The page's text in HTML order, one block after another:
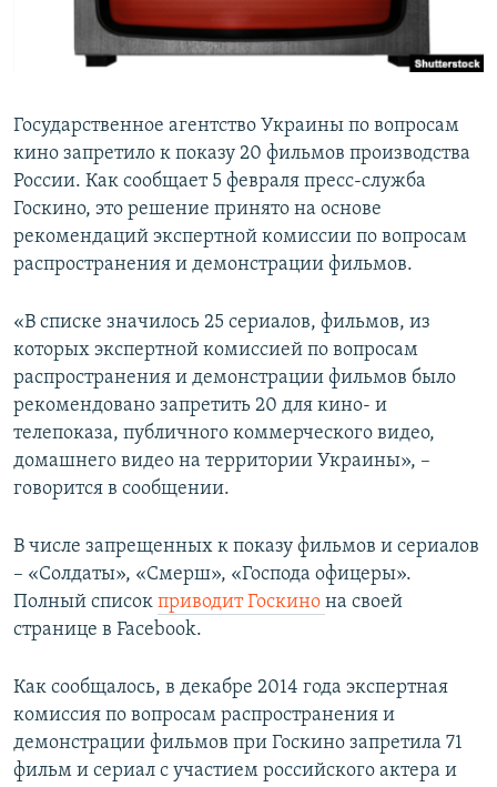
ПОБЕДИТЕЛЕЙ НЕ СУДЯТ?
КРЫМ.НЕПОКОРЕННЫЙ
УКРАИНСКАЯ ПРОБЛЕМА КРЫМА
ПРИСОЕДИНЯЙТЕСЬ!
Все сайты RFE/RL
Государственное агентство Украины по вопросам
кино запретило к показу 20 фильмов производства
России. Как сообщает 5 февраля пресс-служба
Госкино, это решение принято на основе
рекомендаций экспертной комиссии по вопросам
распространения и демонстрации фильмов.
«В списке значилось 25 сериалов, фильмов, из
которых экспертной комиссией по вопросам
распространения и демонстрации фильмов было
рекомендовано запретить 20 для кино- и
телепоказа, публичного коммерческого видео,
домашнего видео на территории Украины», –
говорится в сообщении.
В числе запрещенных к показу фильмов и сериалов
– «Солдаты», «Смерш», «Господа офицеры».
Полный список приводит Госкино на своей
странице в Facebook.
Как сообщалось, в декабре 2014 года экспертная
комиссия по вопросам распространения и
демонстрации фильмов при Госкино запретила 71
фильм и сериал с участием российского актера и